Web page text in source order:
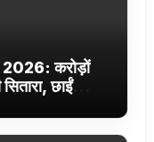
करोड़ों
छाईं